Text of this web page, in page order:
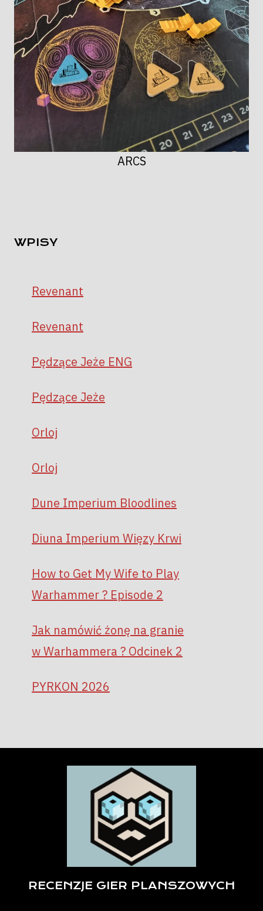
ARCS
WPISY
Revenant
Revenant
Pędzące Jeże ENG
Pędzące Jeże
Orloj
Orloj
Dune Imperium Bloodlines
Diuna Imperium Więzy Krwi
How to Get My Wife to Play
Warhammer ? Episode 2
Jak namówić żonę na granie
w Warhammera ? Odcinek 2
PYRKON 2026
RECENZJE GIER PLANSZOWYCH